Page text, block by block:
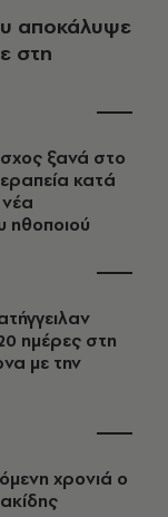
αποκάλυψε
στη
ξανά στο
κατά
ημέρες στη
με την
χρονιά ο